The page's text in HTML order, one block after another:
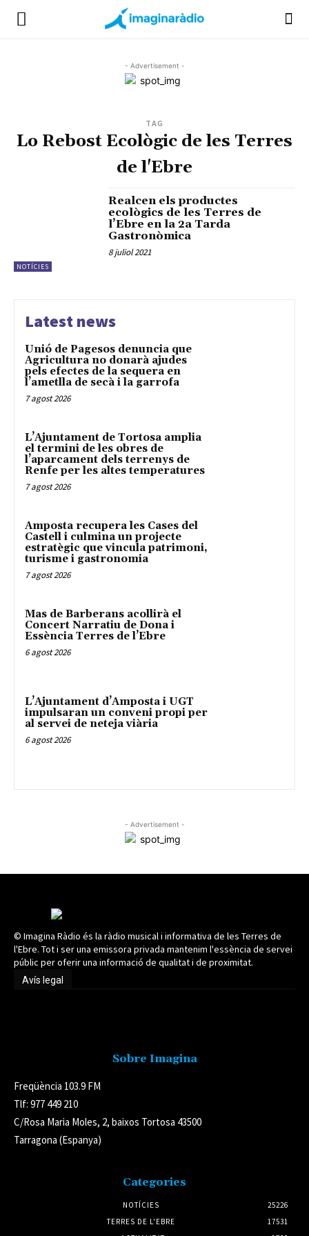
- Advertisement -
TAG
Lo Rebost Ecològic de les Terres
de l'Ebre
NOTÍCIES
Realcen els productes
ecològics de les Terres de
l’Ebre en la 2a Tarda
Gastronòmica
8 juliol 2021
Latest news
Unió de Pagesos denuncia que
Agricultura no donarà ajudes
pels efectes de la sequera en
l’ametlla de secà i la garrofa
7 agost 2026
L’Ajuntament de Tortosa amplia
el termini de les obres de
l’aparcament dels terrenys de
Renfe per les altes temperatures
7 agost 2026
Amposta recupera les Cases del
Castell i culmina un projecte
estratègic que vincula patrimoni,
turisme i gastronomia
7 agost 2026
Mas de Barberans acollirà el
Concert Narratiu de Dona i
Essència Terres de l’Ebre
6 agost 2026
L’Ajuntament d’Amposta i UGT
impulsaran un conveni propi per
al servei de neteja viària
6 agost 2026
- Advertisement -
© Imagina Ràdio és la ràdio musical i informativa de les Terres de
l'Ebre. Tot i ser una emissora privada mantenim l'essència de servei
públic per oferir una informació de qualitat i de proximitat.
Avís legal
Sobre Imagina
Freqüència 103.9 FM
Tlf: 977 449 210
C/Rosa Maria Moles, 2, baixos Tortosa 43500
Tarragona (Espanya)
Categories
NOTÍCIES
25226
TERRES DE L'EBRE
17531